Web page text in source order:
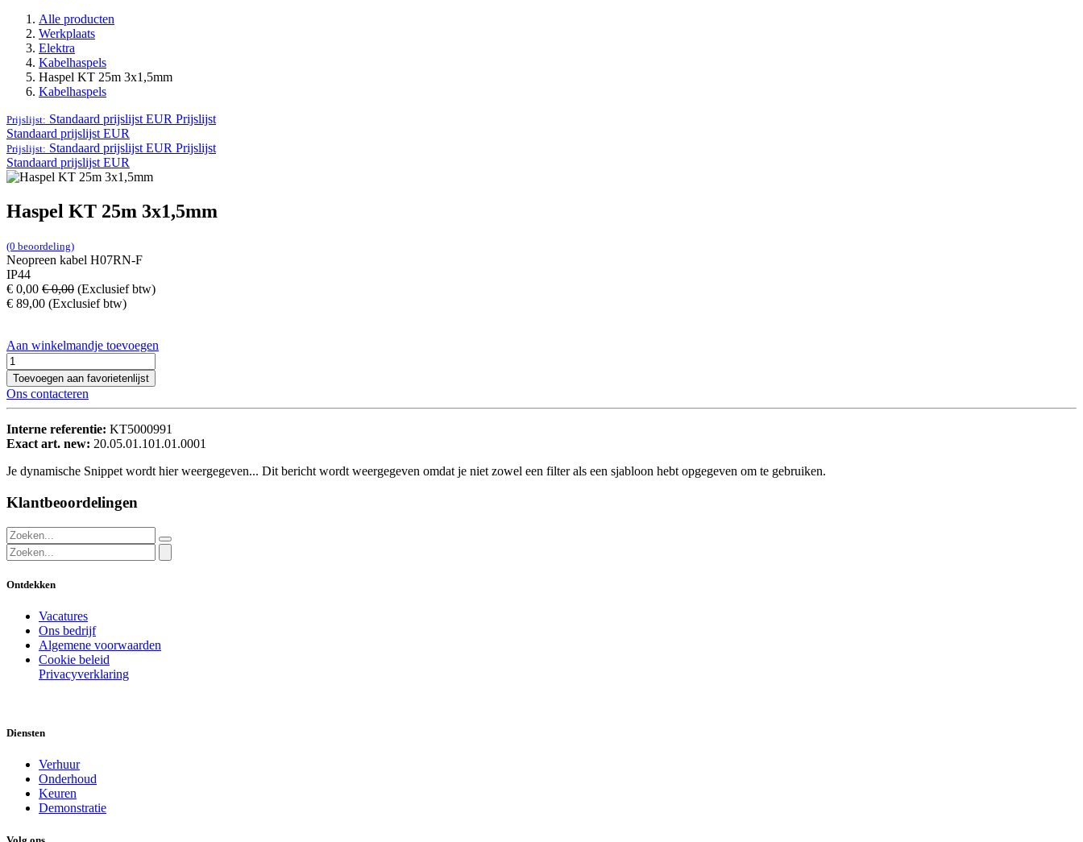
Alle producten
Werkplaats
Elektra
Kabelhaspels
Haspel KT 25m 3x1,5mm
Kabelhaspels
Prijslijst: Standaard prijslijst EUR Prijslijst
Standaard prijslijst EUR
Prijslijst: Standaard prijslijst EUR Prijslijst
Standaard prijslijst EUR
Haspel KT 25m 3x1,5mm
(0 beoordeling)
Neopreen kabel H07RN-F
IP44
€ 0,00 €0,00 (Exclusief btw)
€ 89,00 (Exclusief btw)
Aan winkelmandje toevoegen
Toevoegen aan favorietenlijst
Ons contacteren
Interne referentie: KT5000991
Exact art. new: 20.05.01.101.01.0001
Je dynamische Snippet wordt hier weergegeven... Dit bericht wordt weergegeven omdat je niet zowel een filter als een sjabloon hebt opgegeven om te gebruiken.
Klantbeoordelingen
Ontdekken
Vacatures
Ons bedrijf
Algemene voorwaarden
Cookie beleid
Privacyverklaring
Diensten
Verhuur
Onderhoud
Keuren
Demonstratie